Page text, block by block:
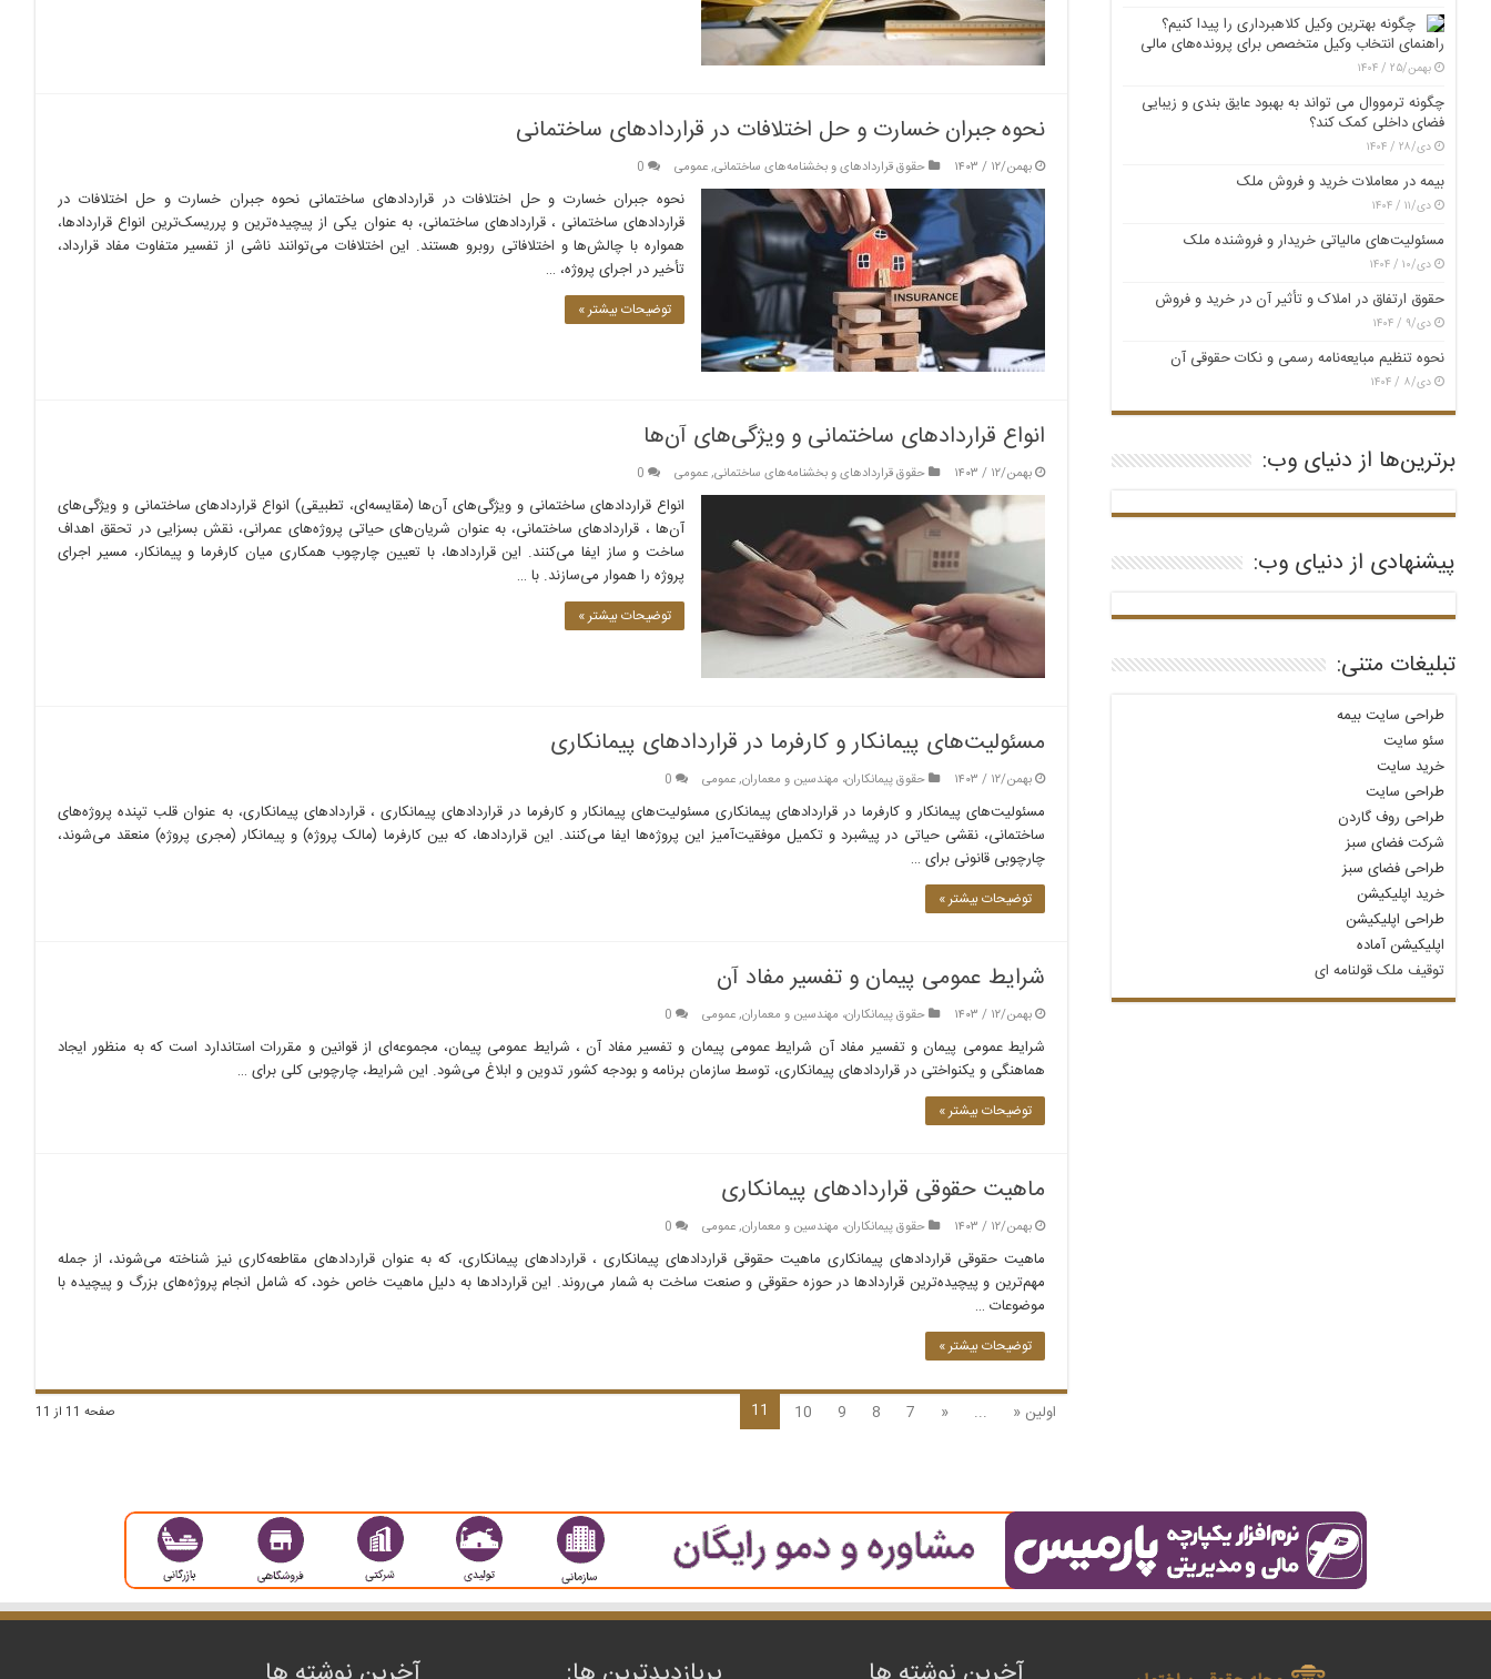
نحوه جبران خسارت و حل اختلافات در قراردادهای ساختمانی
بهمن/۱۲ / ۱۴۰۳ حقوق قراردادهای و بخشنامه‌های ساختمانی,عمومی 0
نحوه جبران خسارت و حل اختلافات در قراردادهای ساختمانی نحوه جبران خسارت و حل اختلافات در
قراردادهای ساختمانی ، قراردادهای ساختمانی، به عنوان یکی از پیچیده‌ترین و پرریسک‌ترین انواع قراردادها،
همواره با چالش‌ها و اختلافاتی روبرو هستند. این اختلافات می‌توانند ناشی از تفسیر متفاوت مفاد قرارداد،
تأخیر در اجرای پروژه، …
توضیحات بیشتر »
انواع قراردادهای ساختمانی و ویژگی‌های آن‌ها
بهمن/۱۲ / ۱۴۰۳ حقوق قراردادهای و بخشنامه‌های ساختمانی,عمومی 0
انواع قراردادهای ساختمانی و ویژگی‌های آن‌ها (مقایسه‌ای، تطبیقی) انواع قراردادهای ساختمانی و ویژگی‌های
آن‌ها ، قراردادهای ساختمانی، به عنوان شریان‌های حیاتی پروژه‌های عمرانی، نقش بسزایی در تحقق اهداف
ساخت و ساز ایفا می‌کنند. این قراردادها، با تعیین چارچوب همکاری میان کارفرما و پیمانکار، مسیر اجرای
پروژه را هموار می‌سازند. با …
توضیحات بیشتر »
مسئولیت‌های پیمانکار و کارفرما در قراردادهای پیمانکاری
بهمن/۱۲ / ۱۴۰۳ حقوق پیمانکاران، مهندسین و معماران,عمومی 0
مسئولیت‌های پیمانکار و کارفرما در قراردادهای پیمانکاری مسئولیت‌های پیمانکار و کارفرما در قراردادهای پیمانکاری ، قراردادهای پیمانکاری، به عنوان قلب تپنده پروژه‌های
ساختمانی، نقشی حیاتی در پیشبرد و تکمیل موفقیت‌آمیز این پروژه‌ها ایفا می‌کنند. این قراردادها، که بین کارفرما (مالک پروژه) و پیمانکار (مجری پروژه) منعقد می‌شوند،
چارچوبی قانونی برای …
توضیحات بیشتر »
شرایط عمومی پیمان و تفسیر مفاد آن
بهمن/۱۲ / ۱۴۰۳ حقوق پیمانکاران، مهندسین و معماران,عمومی 0
شرایط عمومی پیمان و تفسیر مفاد آن شرایط عمومی پیمان و تفسیر مفاد آن ، شرایط عمومی پیمان، مجموعه‌ای از قوانین و مقررات استاندارد است که به منظور ایجاد
هماهنگی و یکنواختی در قراردادهای پیمانکاری، توسط سازمان برنامه و بودجه کشور تدوین و ابلاغ می‌شود. این شرایط، چارچوبی کلی برای …
توضیحات بیشتر »
ماهیت حقوقی قراردادهای پیمانکاری
بهمن/۱۲ / ۱۴۰۳ حقوق پیمانکاران، مهندسین و معماران,عمومی 0
ماهیت حقوقی قراردادهای پیمانکاری ماهیت حقوقی قراردادهای پیمانکاری ، قراردادهای پیمانکاری، که به عنوان قراردادهای مقاطعه‌کاری نیز شناخته می‌شوند، از جمله
مهم‌ترین و پیچیده‌ترین قراردادها در حوزه حقوقی و صنعت ساخت به شمار می‌روند. این قراردادها به دلیل ماهیت خاص خود، که شامل انجام پروژه‌های بزرگ و پیچیده با
موضوعات …
توضیحات بیشتر »
صفحه 11 از 11 اولین « ...
«
7
8
9
10
11
چگونه بهترین وکیل کلاهبرداری را پیدا کنیم؟
راهنمای انتخاب وکیل متخصص برای پرونده‌های مالی
بهمن/۲۵ / ۱۴۰۴
چگونه ترمووال می تواند به بهبود عایق بندی و زیبایی
فضای داخلی کمک کند؟
دی/۲۸ / ۱۴۰۴
بیمه در معاملات خرید و فروش ملک
دی/۱۱ / ۱۴۰۴
مسئولیت‌های مالیاتی خریدار و فروشنده ملک
دی/۱۰ / ۱۴۰۴
حقوق ارتفاق در املاک و تأثیر آن در خرید و فروش
دی/۹ / ۱۴۰۴
نحوه تنظیم مبایعه‌نامه رسمی و نکات حقوقی آن
دی/۸ / ۱۴۰۴
برترین‌ها از دنیای وب:
پیشنهادی از دنیای وب:
تبلیغات متنی:
طراحی سایت بیمه
سئو سایت
خرید سایت
طراحی سایت
طراحی روف گاردن
شرکت فضای سبز
طراحی فضای سبز
خرید اپلیکیشن
طراحی اپلیکیشن
اپلیکیشن آماده
توقیف ملک قولنامه‌ ای